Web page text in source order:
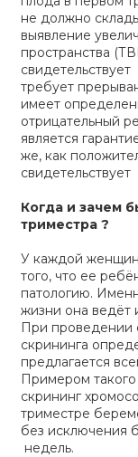
не должно
выявление
пространства
требует
имеет
отрицательный
является
же, как
Когда и зачем
триместра ?
У каждой
того, что ее
патологию.
жизни она ведёт
При проведении
скрининга
предлагается
Примером такого
скрининг
триместре
без исключения
недель.